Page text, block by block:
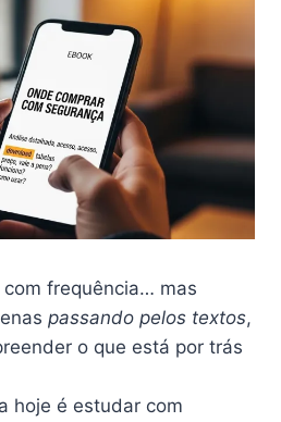
frequência… mas
passando pelos textos,
o que está por trás
hoje é estudar com